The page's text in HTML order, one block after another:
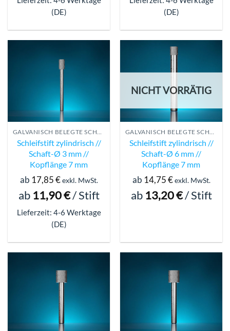
(DE)
(DE)
Schleifstift zylindrisch //
Schaft-Ø 3 mm //
Kopflänge 7 mm
ab 17,85€ exkl. MwSt.
ab 11,90€/Stift
Lieferzeit: 4-6 Werktage
(DE)
NICHT VORRÄTIG
Schleifstift zylindrisch //
Schaft-Ø 6 mm //
Kopflänge 7 mm
ab 14,75€ exkl. MwSt.
ab 13,20€/Stift